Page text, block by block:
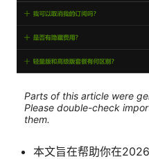
Parts of this article were
Please double-check
them.
本文旨在帮助你在